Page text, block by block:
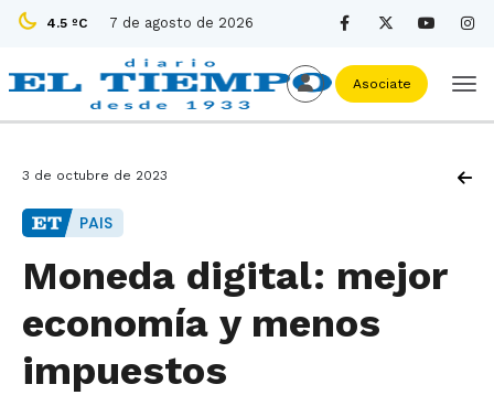
4.5 ºC 7 de agosto de 2026
Asociate
3 de octubre de 2023
PAIS
Moneda digital: mejor
economía y menos
impuestos